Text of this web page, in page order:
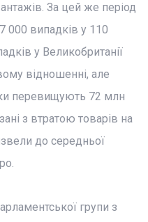
За цей же період
000 випадків у 110
у Великобританії
відношенні, але
перевищують 72 млн
з втратою товарів на
до середньої
групи з